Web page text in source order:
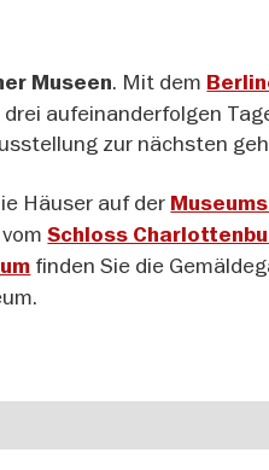
Museen. Mit dem
drei aufeinanderfolgen
zur nächsten
Häuser auf der
vomSchloss
finden Sie die